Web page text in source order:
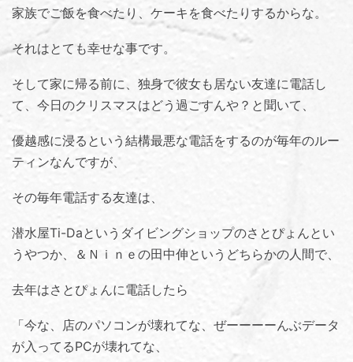
家族でご飯を食べたり、ケーキを食べたりするからな。
それはとても幸せな事です。
そして家に帰る前に、独身で彼女も居ない友達に電話し
て、今日のクリスマスはどう過ごすんや？と聞いて、
優越感に浸るという結構最悪な電話をするのが毎年のルー
ティンなんですが、
その毎年電話する友達は、
潜水屋Ti-Daというダイビングショップのさとぴょんとい
うやつか、
＆Ｎｉｎｅ の田中伸というどちらかの人間で、
去年はさとぴょんに電話したら
「今な、店のパソコンが壊れてな、ぜーーーーんぶデータ
が入ってるPCが壊れてな、